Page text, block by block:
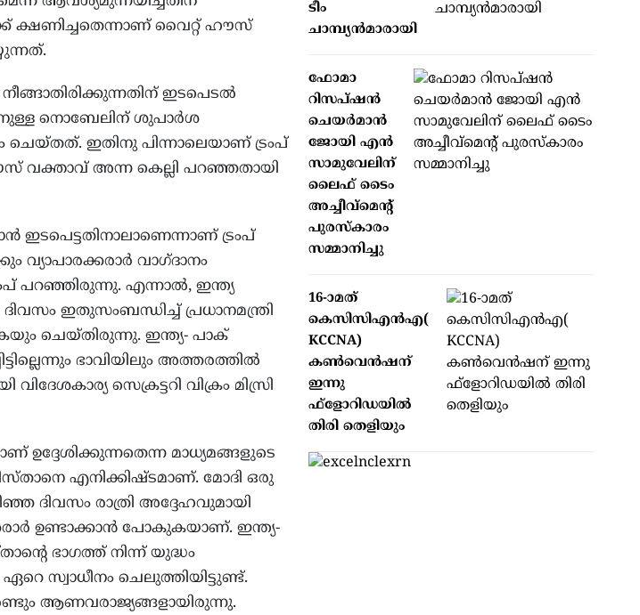
ക്ഷണിച്ചതെന്നാണ് വൈറ്റ് ഹൗസ്
ഇടപെടൽ
നൊബേലിന് ശുപാർശ
ഇതിനു പിന്നാലെയാണ് ട്രംപ്
വക്താവ് അന്ന കെല്ലി പറഞ്ഞതായി
ട്രംപ്
വ്യാപാരക്കരാർ വാഗ്ദാനം
പറഞ്ഞിരുന്നു. എന്നാൽ, ഇന്ത്യ
ഇതുസംബന്ധിച്ച് പ്രധാനമന്ത്രി
ചെയ്തിരുന്നു. ഇന്ത്യ- പാക്
ഭാവിയിലും അത്തരത്തിൽ
വിദേശകാര്യ സെക്രട്ടറി വിക്രം മിസ്രി
മാധ്യമങ്ങളുടെ
എനിക്കിഷ്ടമാണ്. മോദി ഒരു
ദിവസം രാത്രി അദ്ദേഹവുമായി
ഉണ്ടാക്കാൻ പോകുകയാണ്. ഇന്ത്യ-
ഭാഗത്ത് നിന്ന് യുദ്ധം
സ്വാധീനം ചെലുത്തിയിട്ടുണ്ട്.
ആണവരാജ്യങ്ങളായിരുന്നു.
ടീം
ചാമ്പ്യന്‍മാരായി
ഫോമാ
റിസപ്ഷന്‍
ചെയര്‍മാന്‍
ജോയി എന്‍
സാമുവേലിന്
ലൈഫ് ടൈം
അച്ചീവ്‌മെന്റ്
പുരസ്‌കാരം
സമ്മാനിച്ചു
16-ാമത്
കെസിസിഎന്‍എ(
KCCNA)
കണ്‍വെന്‍ഷന്
ഇന്നു
ഫ്‌ളോറിഡയില്‍
തിരി തെളിയും